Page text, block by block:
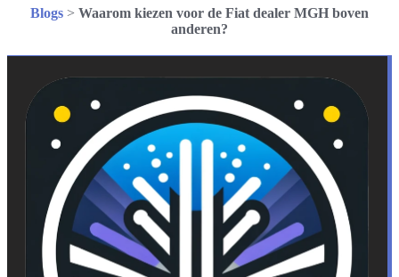
Blogs > Waarom kiezen voor de Fiat dealer MGH boven
anderen?